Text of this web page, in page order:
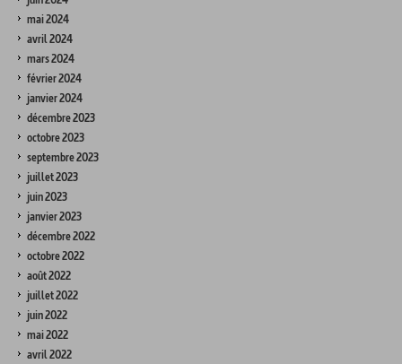
mai 2024
avril 2024
mars 2024
février 2024
janvier 2024
décembre 2023
octobre 2023
septembre 2023
juillet 2023
juin 2023
janvier 2023
décembre 2022
octobre 2022
août 2022
juillet 2022
juin 2022
mai 2022
avril 2022